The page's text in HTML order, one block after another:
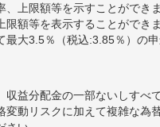
、上限額等を示すことがで
限額等を表示することがで
最大3.5％（税込:3.85％）の
収益分配金の一部ないしす
変動リスクに加えて複雑な